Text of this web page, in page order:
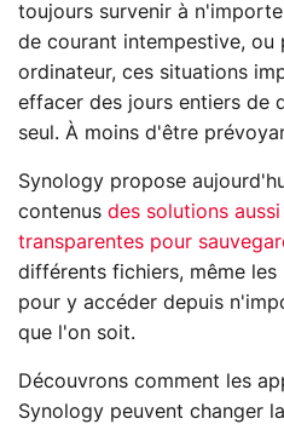
toujours survenir à
de courant intempestive, ou
ordinateur, ces situations
effacer des jours entiers de
seul. À moins d'être
Synology propose
contenus des solutions
transparentes pour
différents fichiers, même les
pour y accéder depuis
que l'on soit.
Découvrons comment les
Synology peuvent changer